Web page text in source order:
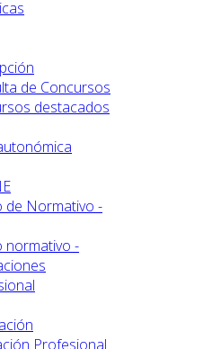
de Concursos
destacados
de Normativo -
normativo -
Profesional